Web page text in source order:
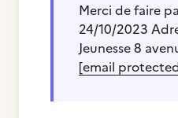
Merci de faire
24/10/2023
Jeunesse 8
[email